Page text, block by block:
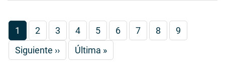
Página
actual
1 Página
2 Página
3 Página
4 Página
5 Página
6 Página
7 Página
8 Página
9
Siguiente
página
Siguiente ››
Última
página
Última »